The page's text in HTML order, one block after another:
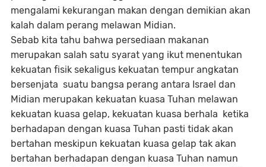
mengalami kekurangan makan dengan demikian akan
kalah dalam perang melawan Midian.
Sebab kita tahu bahwa persediaan makanan
merupakan salah satu syarat yang ikut menentukan
kekuatan fisik sekaligus kekuatan tempur angkatan
bersenjata suatu bangsa perang antara Israel dan
Midian merupakan kekuatan kuasa Tuhan melawan
kekuatan kuasa gelap, kekuatan kuasa berhala ketika
berhadapan dengan kuasa Tuhan pasti tidak akan
bertahan meskipun kekuatan kuasa gelap tak akan
bertahan berhadapan dengan kuasa Tuhan namun